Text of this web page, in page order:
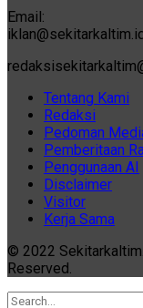
Email:
Tentang Kami
Redaksi
Pedoman
Pemberitaan
Penggunaan AI
Disclaimer
Visitor
Kerja Sama
© 2022
Reserved.